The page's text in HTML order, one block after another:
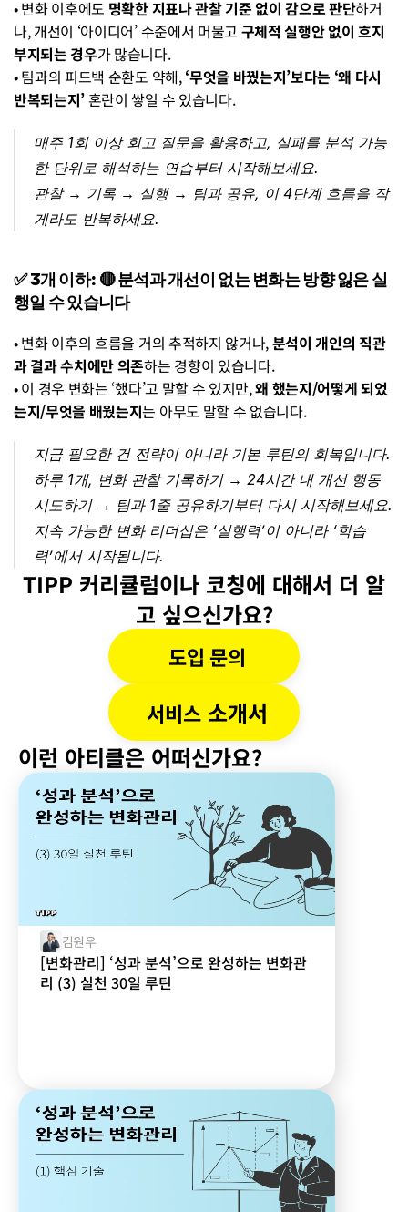
• 변화 이후에도 명확한 지표나 관찰 기준 없이 감으로 판단하거
나, 개선이 ‘아이디어’ 수준에서 머물고 구체적 실행안 없이 흐지
부지되는 경우가 많습니다.
• 팀과의 피드백 순환도 약해, ‘무엇을 바꿨는지’보다는 ‘왜 다시
반복되는지’ 혼란이 쌓일 수 있습니다.
매주 1회 이상 회고 질문을 활용하고, 실패를 분석 가능
한 단위로 해석하는 연습부터 시작해보세요.
관찰 → 기록 → 실행 → 팀과 공유, 이 4단계 흐름을 작
게라도 반복하세요.
✅ 3개 이하: 🔴 분석과 개선이 없는 변화는 방향 잃은 실
행일 수 있습니다
• 변화 이후의 흐름을 거의 추적하지 않거나, 분석이 개인의 직관
과 결과 수치에만 의존하는 경향이 있습니다.
• 이 경우 변화는 ‘했다’고 말할 수 있지만, 왜 했는지/어떻게 되었
는지/무엇을 배웠는지는 아무도 말할 수 없습니다.
지금 필요한 건 전략이 아니라 기본 루틴의 회복입니다.
하루 1개, 변화 관찰 기록하기 → 24시간 내 개선 행동
시도하기 → 팀과 1줄 공유하기부터 다시 시작해보세요.
지속 가능한 변화 리더십은 ‘실행력’이 아니라 ‘학습
력’에서 시작됩니다.
TIPP 커리큘럼이나 코칭에 대해서 더 알
고 싶으신가요?
도입 문의
서비스 소개서
이런 아티클은 어떠신가요?
김원우
[변화관리] ‘성과 분석’으로 완성하는 변화관
리 (3) 실천 30일 루틴